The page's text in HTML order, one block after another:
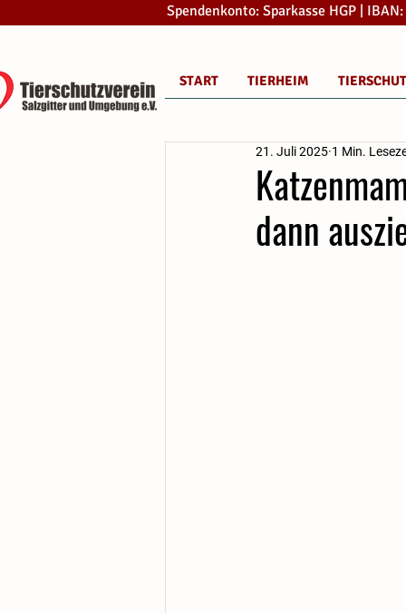
Spendenkonto: Sparkasse HGP |
START TIERHEIM
dann
21. Juli 2025 1 Min.